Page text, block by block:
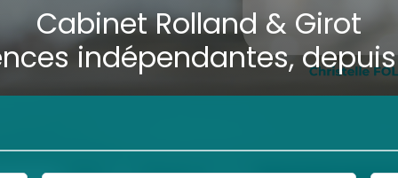
Cabinet Rolland & Girot
indépendantes,